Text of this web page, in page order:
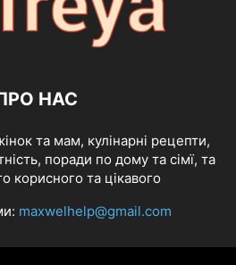
НАС
та мам, кулінарні рецепти,
поради по дому та сімї, та
корисного та цікавого
maxwelhelp@gmail.com